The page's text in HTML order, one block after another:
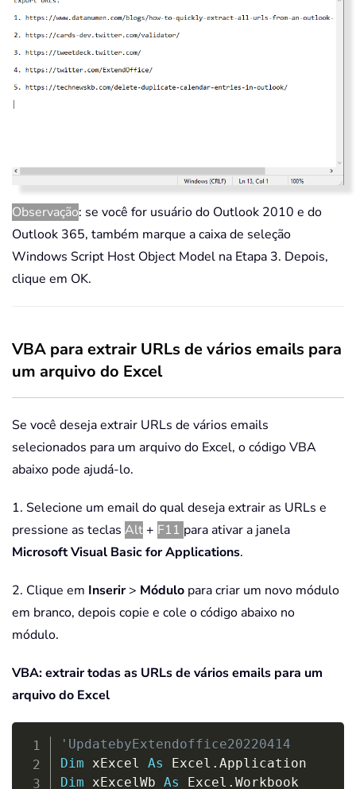
Observação: se você for usuário do Outlook 2010 e do
Outlook 365, também marque a caixa de seleção
Windows Script Host Object Model na Etapa 3. Depois,
clique em OK.
VBA para extrair URLs de vários emails para
um arquivo do Excel
Se você deseja extrair URLs de vários emails
selecionados para um arquivo do Excel, o código VBA
abaixo pode ajudá-lo.
1. Selecione um email do qual deseja extrair as URLs e
pressione as teclas Alt+ F11 para ativar a janela
Microsoft Visual Basic for Applications.
2. Clique em Inserir> Módulo para criar um novo módulo
em branco, depois copie e cole o código abaixo no
módulo.
VBA: extrair todas as URLs de vários emails para um
arquivo do Excel
'UpdatebyExtendoffice20220414
Dim xExcel As Excel .
Dim xExcelWb As Excel .
Copy